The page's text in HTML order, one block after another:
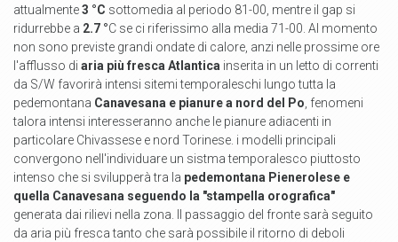
attualmente3 °C sottomedia al periodo 81-00, mentre il gap si
ridurrebbe a 2.7 °C se ci riferissimo alla media 71-00. Al momento
non sono previste grandi ondate di calore, anzi nelle prossime ore
l'afflusso di aria più fresca Atlantica inserita in un letto di correnti
da S/W favorirà intensi sitemi temporaleschi lungo tutta la
pedemontana Canavesana e pianure a nord del Po, fenomeni
talora intensi interesseranno anche le pianure adiacenti in
particolare Chivassese e nord Torinese. i modelli principali
convergono nell'individuare un sistma temporalesco piuttosto
intenso che si svilupperà tra la pedemontana Pienerolese e
quella Canavesana seguendo la "stampella orografica"
generata dai rilievi nella zona. Il passaggio del fronte sarà seguito
da aria più fresca tanto che sarà possibile il ritorno di deboli